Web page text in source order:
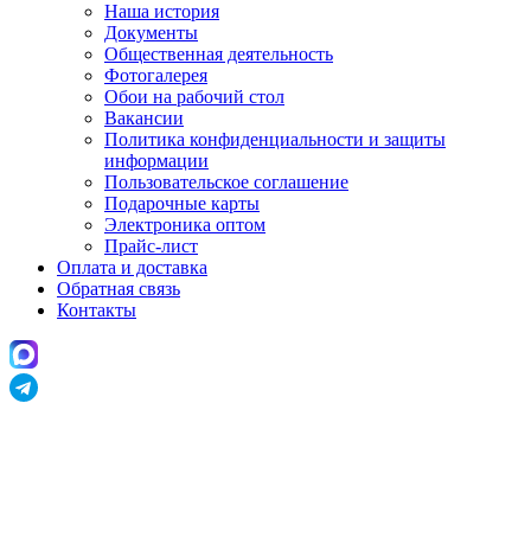
Наша история
Документы
Общественная деятельность
Фотогалерея
Обои на рабочий стол
Вакансии
Политика конфиденциальности и защиты
информации
Пользовательскоe соглашение
Подарочные карты
Электроника оптом
Прайс-лист
Оплата и доставка
Обратная связь
Контакты